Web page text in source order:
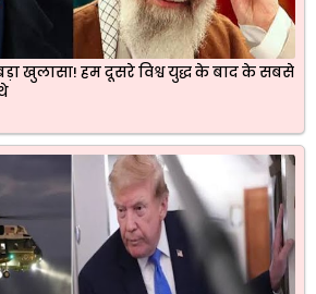
खुलासा! हम दूसरे विश्व युद्ध के बाद के सबसे